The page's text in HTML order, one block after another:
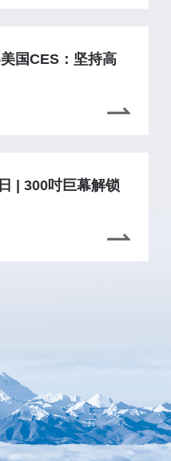
国CES：坚持高
| 300吋巨幕解锁